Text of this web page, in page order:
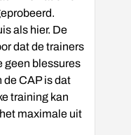
als hier. De
dat de trainers
geen blessures
de CAP is dat
training kan
maximale uit